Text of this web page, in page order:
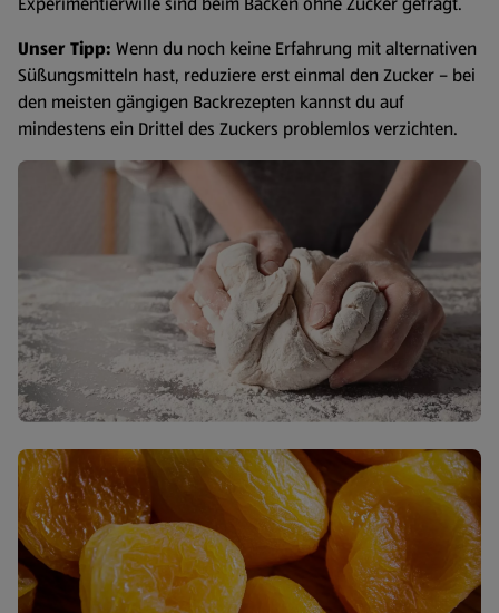
Unser Tipp: Wenn du noch keine Erfahrung mit alternativen
Süßungsmitteln hast, reduziere erst einmal den Zucker – bei
den meisten gängigen Backrezepten kannst du auf
mindestens ein Drittel des Zuckers problemlos verzichten.